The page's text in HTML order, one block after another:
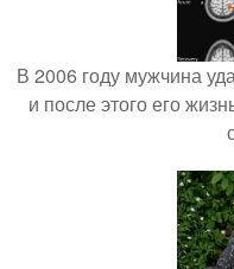
В 2006 году мужчина
и после этого его